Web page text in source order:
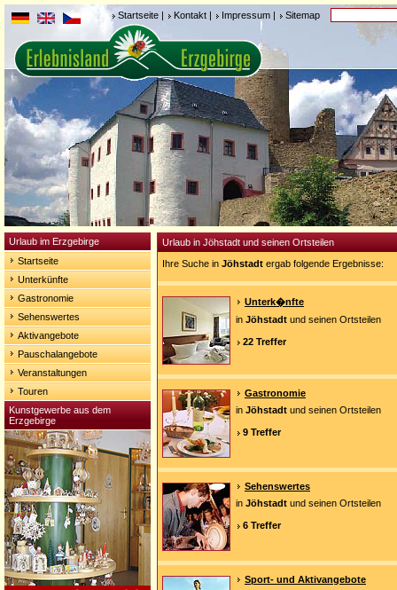
Startseite | Kontakt | Impressum | Sitemap
Urlaub im Erzgebirge
Startseite
Unterkünfte
Gastronomie
Sehenswertes
Aktivangebote
Pauschalangebote
Veranstaltungen
Touren
Kunstgewerbe aus dem
Erzgebirge
Urlaub in Jöhstadt und seinen Ortsteilen
Ihre Suche in Jöhstadt ergab folgende Ergebnisse:
Unterk�nfte
in Jöhstadt und seinen Ortsteilen
22 Treffer
Gastronomie
in Jöhstadt und seinen Ortsteilen
9 Treffer
Sehenswertes
in Jöhstadt und seinen Ortsteilen
6 Treffer
Sport- und Aktivangebote